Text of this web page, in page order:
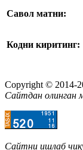
Савол матни:
Кодни киритинг:
Copyright © 2014-
Сайтдан олинган
Сайтни ишлаб